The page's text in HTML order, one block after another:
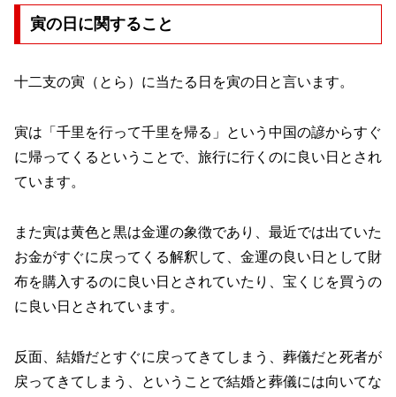
寅の日に関すること
十二支の寅（とら）に当たる日を寅の日と言います。
寅は「千里を行って千里を帰る」という中国の諺からすぐ
に帰ってくるということで、旅行に行くのに良い日とされ
ています。
また寅は黄色と黒は金運の象徴であり、最近では出ていた
お金がすぐに戻ってくる解釈して、金運の良い日として財
布を購入するのに良い日とされていたり、宝くじを買うの
に良い日とされています。
反面、結婚だとすぐに戻ってきてしまう、葬儀だと死者が
戻ってきてしまう、ということで結婚と葬儀には向いてな